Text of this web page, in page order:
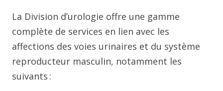
La Division d’urologie offre une gamme
complète de services en lien avec les
affections des voies urinaires et du système
reproducteur masculin, notamment les
suivants :